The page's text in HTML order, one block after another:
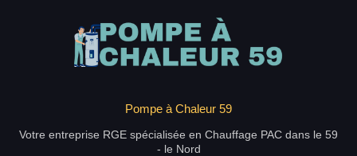
Pompe à Chaleur 59
Votre entreprise RGE spécialisée en Chauffage PAC dans le 59
- le Nord